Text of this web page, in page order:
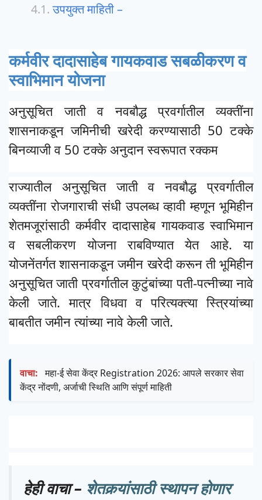
उपयुक्त माहिती –
कर्मवीर दादासाहेब गायकवाड सबळीकरण व
स्वाभिमान योजना
अनुसूचित जाती व नवबौद्ध प्रवर्गातील व्यक्तींना
शासनाकडून जमिनीची खरेदी करण्यासाठी 50 टक्के
बिनव्याजी व 50 टक्के अनुदान स्वरूपात रक्कम
राज्यातील अनुसूचित जाती व नवबौद्ध प्रवर्गातील
व्यक्तींना रोजगाराची संधी उपलब्ध व्हावी म्हणून भूमिहीन
शेतमजूरांसाठी कर्मवीर दादासाहेब गायकवाड स्वाभिमान
व सबलीकरण योजना राबविण्यात येत आहे. या
योजनेंतर्गत शासनाकडून जमीन खरेदी करून ती भूमिहीन
अनुसूचित जाती प्रवर्गातील कुटुंबांच्या पती-पत्नीच्या नावे
केली जाते. मात्र विधवा व परित्यक्त्या स्त्रियांच्या
बाबतीत जमीन त्यांच्या नावे केली जाते.
वाचा: महा-ई सेवा केंद्र Registration 2026: आपले सरकार सेवा
केंद्र नोंदणी, अर्जाची स्थिति आणि संपूर्ण माहिती
हेही वाचा – शेतकर्‍यांसाठी स्थापन होणार